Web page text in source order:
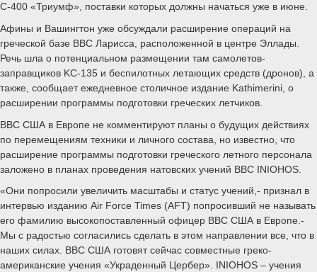
С-400 «Триумф», поставки которых должны начаться уже в июне.
Афины и Вашингтон уже обсуждали расширение операций на
греческой базе ВВС Ларисса, расположенной в центре Эллады.
Речь шла о потенциальном размещении там самолетов-
заправщиков KC-135 и беспилотных летающих средств (дронов), а
также, сообщает ежедневное столичное издание Kathimerini, о
расширении программы подготовки греческих летчиков.
ВВС США в Европе не комментируют планы о будущих действиях
по перемещениям техники и личного состава, но известно, что
расширение программы подготовки греческого летного персонала
заложено в планах проведения натовских учений ВВС INIOHOS.
«Они попросили увеличить масштабы и статус учений,- признал в
интервью изданию Air Force Times (AFT) попросивший не называть
его фамилию высокопоставленный офицер ВВС США в Европе.-
Мы с радостью согласились сделать в этом направлении все, что в
наших силах. ВВС США готовят сейчас совместные греко-
американские учения «Украденный Цербер». INIOHOS – учения